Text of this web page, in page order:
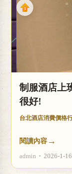
制服酒店上
很好!
台北酒店消費價格
閱讀內容 →
admin • 2026-1-16